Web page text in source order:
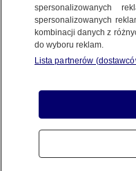
Udostępnij
spersonalizowanych
spersonalizowanych
kombinacji danych z
do wyboru reklam.
Lista partnerów